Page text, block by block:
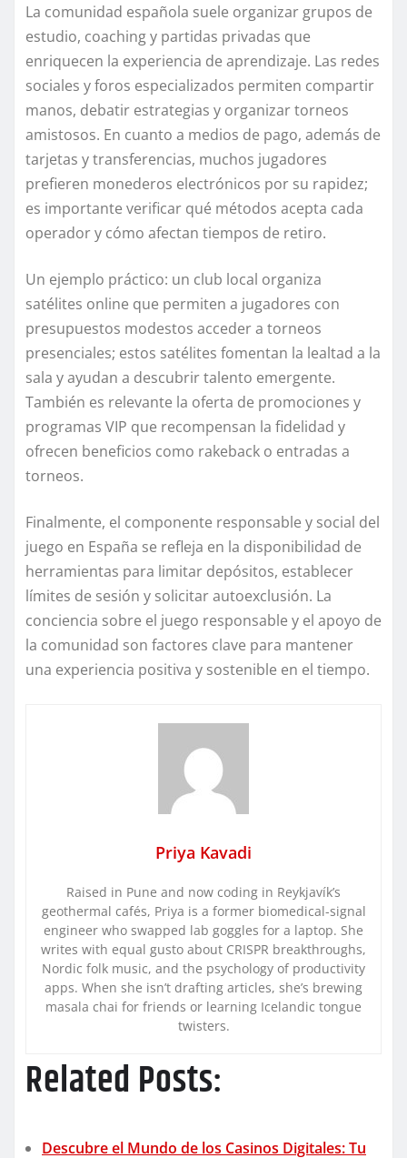
La comunidad española suele organizar grupos de
estudio, coaching y partidas privadas que
enriquecen la experiencia de aprendizaje. Las redes
sociales y foros especializados permiten compartir
manos, debatir estrategias y organizar torneos
amistosos. En cuanto a medios de pago, además de
tarjetas y transferencias, muchos jugadores
prefieren monederos electrónicos por su rapidez;
es importante verificar qué métodos acepta cada
operador y cómo afectan tiempos de retiro.
Un ejemplo práctico: un club local organiza
satélites online que permiten a jugadores con
presupuestos modestos acceder a torneos
presenciales; estos satélites fomentan la lealtad a la
sala y ayudan a descubrir talento emergente.
También es relevante la oferta de promociones y
programas VIP que recompensan la fidelidad y
ofrecen beneficios como rakeback o entradas a
torneos.
Finalmente, el componente responsable y social del
juego en España se refleja en la disponibilidad de
herramientas para limitar depósitos, establecer
límites de sesión y solicitar autoexclusión. La
conciencia sobre el juego responsable y el apoyo de
la comunidad son factores clave para mantener
una experiencia positiva y sostenible en el tiempo.
Priya Kavadi
Raised in Pune and now coding in Reykjavík’s
geothermal cafés, Priya is a former biomedical-signal
engineer who swapped lab goggles for a laptop. She
writes with equal gusto about CRISPR breakthroughs,
Nordic folk music, and the psychology of productivity
apps. When she isn’t drafting articles, she’s brewing
masala chai for friends or learning Icelandic tongue
twisters.
Related Posts:
Descubre el Mundo de los Casinos Digitales: Tu